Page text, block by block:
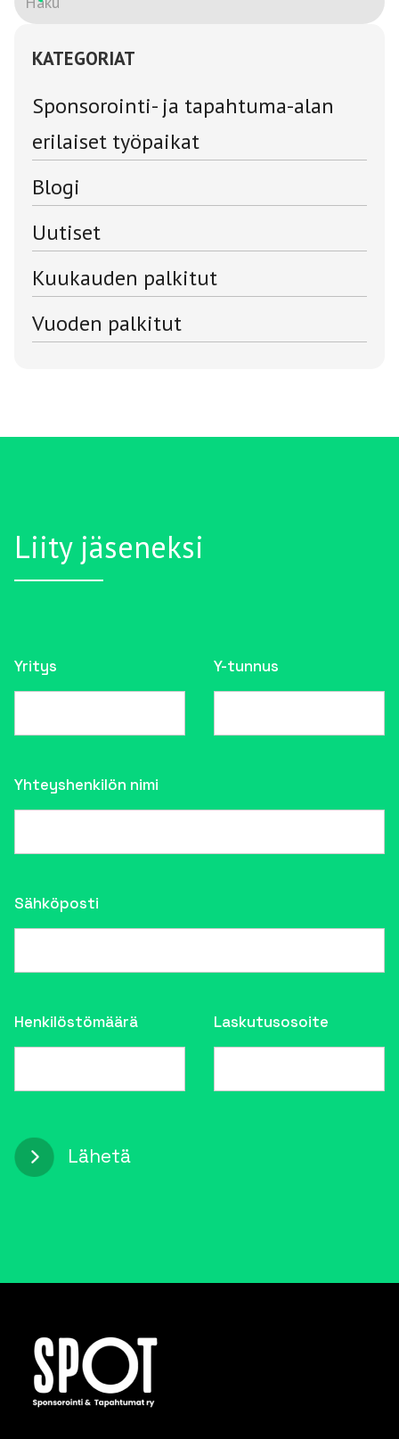
KATEGORIAT
Sponsorointi- ja tapahtuma-alan
erilaiset työpaikat
Blogi
Uutiset
Kuukauden palkitut
Vuoden palkitut
Liity jäseneksi
Yritys Y-tunnus
Yhteyshenkilön nimi
Sähköposti
Henkilöstömäärä Laskutusosoite